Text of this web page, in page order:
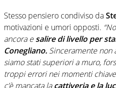
Stesso pensiero condiviso da
motivazioni e umori opposti.
ancora esalire di livello per
Conegliano. Sinceramente non
siamo stati superiori a muro,
troppi errori nei momenti
c’è mancata lacattiveria e la